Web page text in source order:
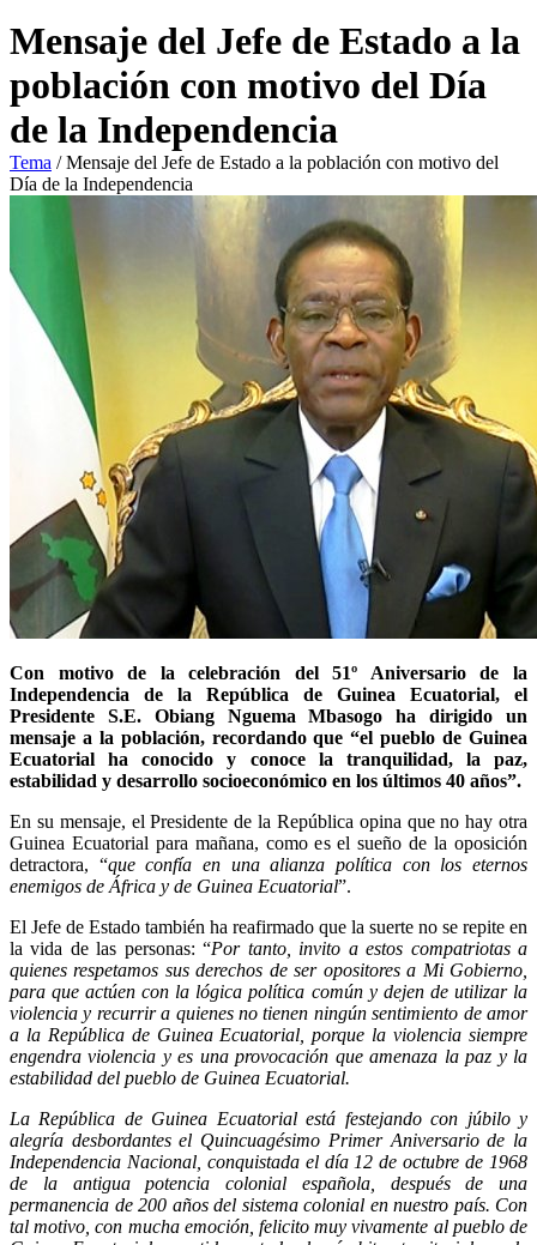
Mensaje del Jefe de Estado a la
población con motivo del Día
de la Independencia
Tema /Mensaje del Jefe de Estado a la población con motivo del
Día de la Independencia
Con motivo de la celebración del 51º Aniversario de la
Independencia de la República de Guinea Ecuatorial, el
Presidente S.E. Obiang Nguema Mbasogo ha dirigido un
mensaje a la población, recordando que “el pueblo de Guinea
Ecuatorial ha conocido y conoce la tranquilidad, la paz,
estabilidad y desarrollo socioeconómico en los últimos 40 años”.
En su mensaje, el Presidente de la República opina que no hay otra
Guinea Ecuatorial para mañana, como es el sueño de la oposición
detractora, “que confía en una alianza política con los eternos
enemigos de África y de Guinea Ecuatorial”.
El Jefe de Estado también ha reafirmado que la suerte no se repite en
la vida de las personas: “Por tanto, invito a estos compatriotas a
quienes respetamos sus derechos de ser opositores a Mi Gobierno,
para que actúen con la lógica política común y dejen de utilizar la
violencia y recurrir a quienes no tienen ningún sentimiento de amor
a la República de Guinea Ecuatorial, porque la violencia siempre
engendra violencia y es una provocación que amenaza la paz y la
estabilidad del pueblo de Guinea Ecuatorial.
La República de Guinea Ecuatorial está festejando con júbilo y
alegría desbordantes el Quincuagésimo Primer Aniversario de la
Independencia Nacional, conquistada el día 12 de octubre de 1968
de la antigua potencia colonial española, después de una
permanencia de 200 años del sistema colonial en nuestro país. Con
tal motivo, con mucha emoción, felicito muy vivamente al pueblo de